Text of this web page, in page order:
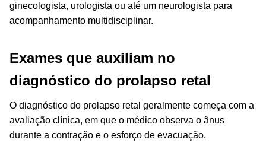
ginecologista, urologista ou até um neurologista para
acompanhamento multidisciplinar.
Exames que auxiliam no
diagnóstico do prolapso retal
O diagnóstico do prolapso retal geralmente começa com a
avaliação clínica, em que o médico observa o ânus
durante a contração e o esforço de evacuação.